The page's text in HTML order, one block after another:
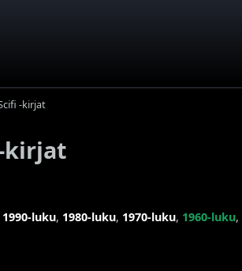
-kirjat
kirjat
1990-luku, 1980-luku, 1970-luku, 1960-luku,